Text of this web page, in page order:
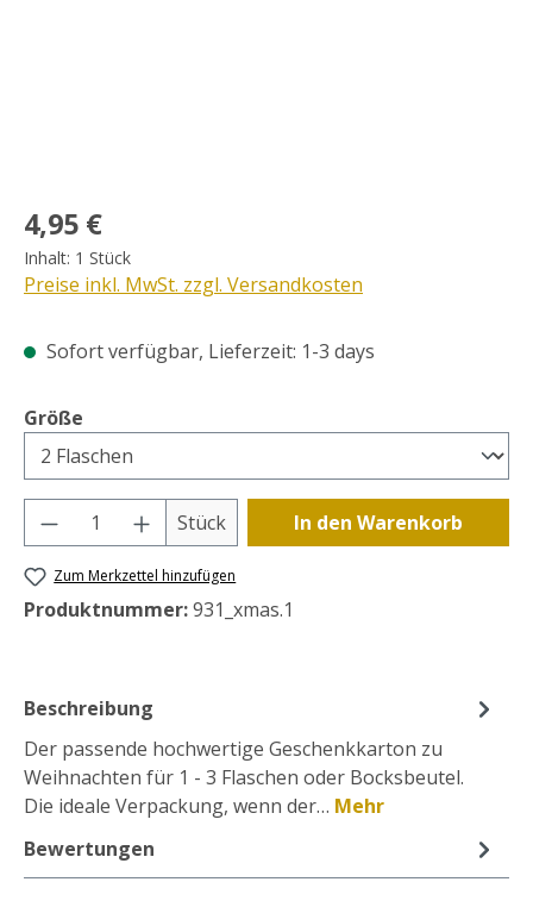
Regulärer Preis:
4,95 €
Inhalt: 1 Stück
Preise inkl. MwSt. zzgl. Versandkosten
Sofort verfügbar, Lieferzeit: 1-3 days
Größe
Produkt Anzahl: Gib den gewünschten
Stück In den Warenkorb
Zum Merkzettel hinzufügen
Produktnummer:931_xmas.1
Beschreibung
Der passende hochwertige Geschenkkarton zu
Weihnachten für 1 - 3 Flaschen oder Bocksbeutel.
Die ideale Verpackung, wenn der… Mehr
Bewertungen